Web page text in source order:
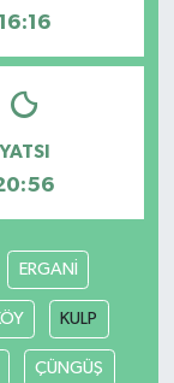
16:16
YATSI
ERGANİ
KULP
ÇÜNGÜŞ